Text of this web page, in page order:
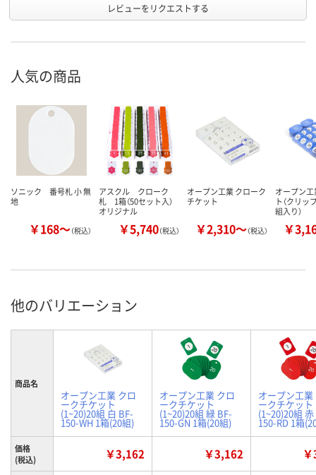
レビューをリクエストする
人気の商品
ソニック 番号札 小 無
地
￥168～（税込）
アスクル クローク
札 1箱（50セット入）
オリジナル
￥5,740（税込）
オープン工業 クローク
チケット
￥2,310～（税込）
オープン工
ト（クリッ
組入り）
￥
他のバリエーション
商品名
オープン工業 クロ
ークチケット
(1~20)20組 白 BF-
150-WH 1箱(20組)
オープン工業 クロ
ークチケット
(1~20)20組 緑 BF-
150-GN 1箱(20組)
オープン工業
ークチケット
(1~20)20組
150-RD 1箱
価格
(税込)
￥3,162 ￥3,162